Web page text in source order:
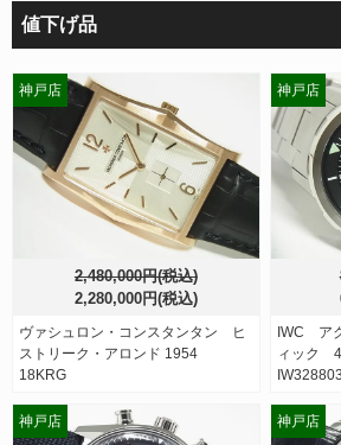
値下げ品
2,480,000円(税込)
2,280,000円(税込)
ヴァシュロン・コンスタンタン ヒ
ストリーク・アロンド 1954
18KRG
神戸店
IWC ア
ィック
IW328803
神戸店
神戸店 神戸店